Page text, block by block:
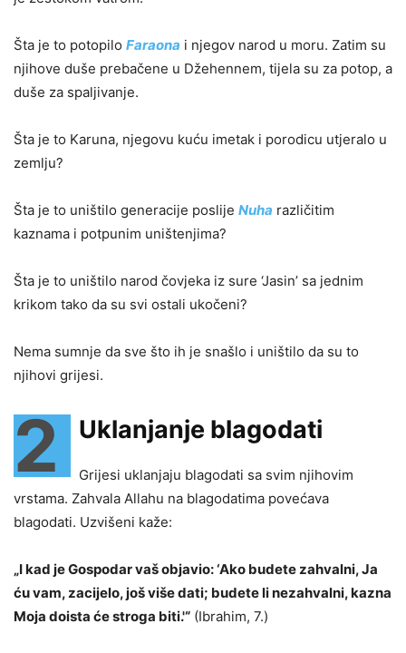
Šta je to potopilo Faraona i njegov narod u moru. Zatim su
njihove duše prebačene u Džehennem, tijela su za potop, a
duše za spaljivanje.
Šta je to Karuna, njegovu kuću imetak i porodicu utjeralo u
zemlju?
Šta je to uništilo generacije poslije Nuha različitim
kaznama i potpunim uništenjima?
Šta je to uništilo narod čovjeka iz sure ‘Jasin’ sa jednim
krikom tako da su svi ostali ukočeni?
Nema sumnje da sve što ih je snašlo i uništilo da su to
njihovi grijesi.
2 Uklanjanje blagodati
Grijesi uklanjaju blagodati sa svim njihovim
vrstama. Zahvala Allahu na blagodatima povećava
blagodati. Uzvišeni kaže:
„I kad je Gospodar vaš objavio: ‘Ako budete zahvalni, Ja
ću vam, zacijelo, još više dati; budete li nezahvalni, kazna
Moja doista će stroga biti.'“ (Ibrahim, 7.)